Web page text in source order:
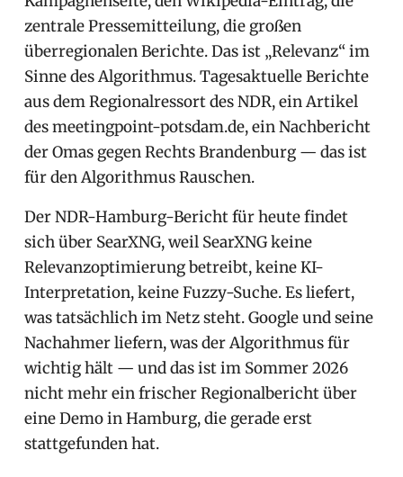
zentrale Pressemitteilung, die großen
überregionalen Berichte. Das ist „Relevanz“ im
Sinne des Algorithmus. Tagesaktuelle Berichte
aus dem Regionalressort des NDR, ein Artikel
des meetingpoint-potsdam.de, ein Nachbericht
der Omas gegen Rechts Brandenburg — das ist
für den Algorithmus Rauschen.
Der NDR-Hamburg-Bericht für heute findet
sich über SearXNG, weil SearXNG keine
Relevanzoptimierung betreibt, keine KI-
Interpretation, keine Fuzzy-Suche. Es liefert,
was tatsächlich im Netz steht. Google und seine
Nachahmer liefern, was der Algorithmus für
wichtig hält — und das ist im Sommer 2026
nicht mehr ein frischer Regionalbericht über
eine Demo in Hamburg, die gerade erst
stattgefunden hat.